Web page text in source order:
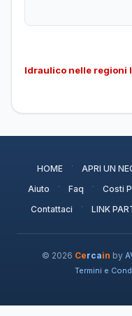
Idraulico nelle regioni
HOME · APRI UN
Aiuto · Faq · Costi
Contattaci · LINK
© 2026 Cercain by
Termini e